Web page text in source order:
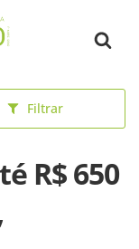
Filtrar
R$ 650